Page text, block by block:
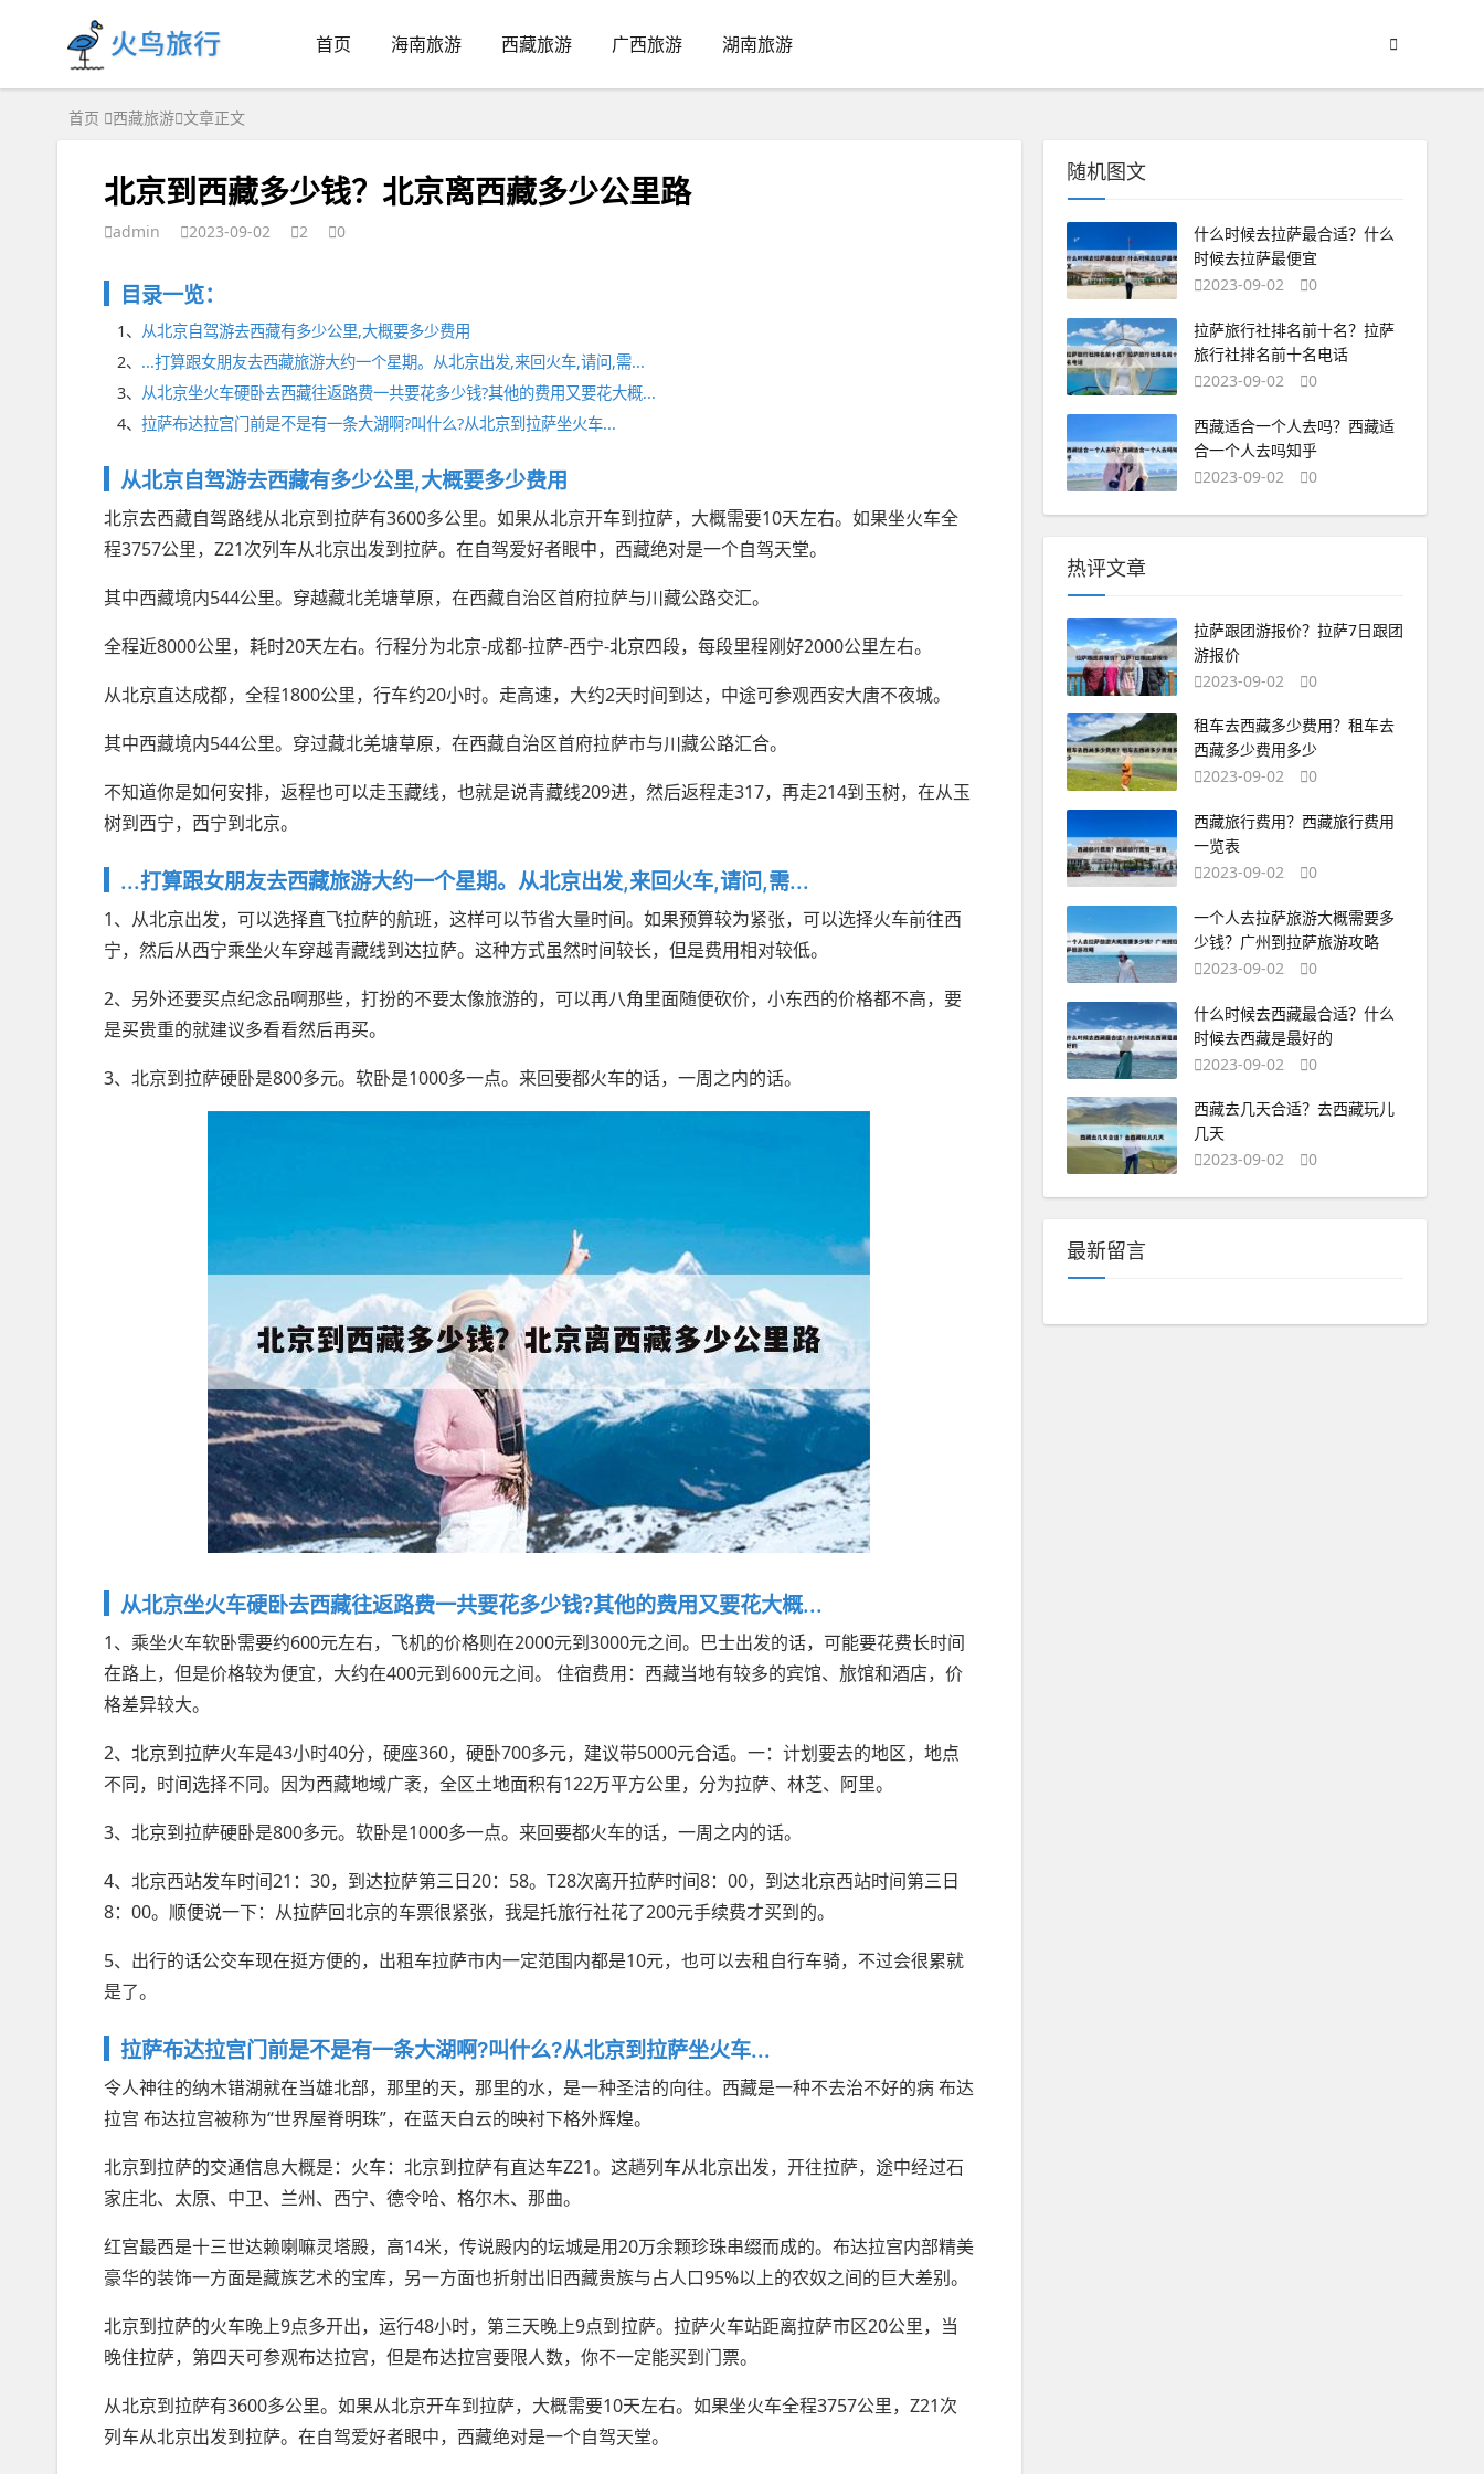
首页 海南旅游 西藏旅游 广西旅游 湖南旅游
首页 西藏旅游 文章正文
北京到西藏多少钱？北京离西藏多少公里路
admin 2023-09-02 2 0
目录一览：
1、 从北京自驾游去西藏有多少公里,大概要多少费用
2、 ...打算跟女朋友去西藏旅游大约一个星期。从北京出发,来回火车,请问,需...
3、 从北京坐火车硬卧去西藏往返路费一共要花多少钱?其他的费用又要花大概...
4、 拉萨布达拉宫门前是不是有一条大湖啊?叫什么?从北京到拉萨坐火车...
从北京自驾游去西藏有多少公里,大概要多少费用
北京去西藏自驾路线从北京到拉萨有3600多公里。如果从北京开车到拉萨，大概需要10天左右。如果坐火车全
程3757公里，Z21次列车从北京出发到拉萨。在自驾爱好者眼中，西藏绝对是一个自驾天堂。
其中西藏境内544公里。穿越藏北羌塘草原，在西藏自治区首府拉萨与川藏公路交汇。
全程近8000公里，耗时20天左右。行程分为北京-成都-拉萨-西宁-北京四段，每段里程刚好2000公里左右。
从北京直达成都，全程1800公里，行车约20小时。走高速，大约2天时间到达，中途可参观西安大唐不夜城。
其中西藏境内544公里。穿过藏北羌塘草原，在西藏自治区首府拉萨市与川藏公路汇合。
不知道你是如何安排，返程也可以走玉藏线，也就是说青藏线209进，然后返程走317，再走214到玉树，在从玉
树到西宁，西宁到北京。
...打算跟女朋友去西藏旅游大约一个星期。从北京出发,来回火车,请问,需...
1、从北京出发，可以选择直飞拉萨的航班，这样可以节省大量时间。如果预算较为紧张，可以选择火车前往西
宁，然后从西宁乘坐火车穿越青藏线到达拉萨。这种方式虽然时间较长，但是费用相对较低。
2、另外还要买点纪念品啊那些，打扮的不要太像旅游的，可以再八角里面随便砍价，小东西的价格都不高，要
是买贵重的就建议多看看然后再买。
3、北京到拉萨硬卧是800多元。软卧是1000多一点。来回要都火车的话，一周之内的话。
从北京坐火车硬卧去西藏往返路费一共要花多少钱?其他的费用又要花大概...
1、乘坐火车软卧需要约600元左右，飞机的价格则在2000元到3000元之间。巴士出发的话，可能要花费长时间
在路上，但是价格较为便宜，大约在400元到600元之间。 住宿费用：西藏当地有较多的宾馆、旅馆和酒店，价
格差异较大。
2、北京到拉萨火车是43小时40分，硬座360，硬卧700多元，建议带5000元合适。一：计划要去的地区，地点
不同，时间选择不同。因为西藏地域广袤，全区土地面积有122万平方公里，分为拉萨、林芝、阿里。
3、北京到拉萨硬卧是800多元。软卧是1000多一点。来回要都火车的话，一周之内的话。
4、北京西站发车时间21：30，到达拉萨第三日20：58。T28次离开拉萨时间8：00，到达北京西站时间第三日
8：00。顺便说一下：从拉萨回北京的车票很紧张，我是托旅行社花了200元手续费才买到的。
5、出行的话公交车现在挺方便的，出租车拉萨市内一定范围内都是10元，也可以去租自行车骑，不过会很累就
是了。
拉萨布达拉宫门前是不是有一条大湖啊?叫什么?从北京到拉萨坐火车...
令人神往的纳木错湖就在当雄北部，那里的天，那里的水，是一种圣洁的向往。西藏是一种不去治不好的病 布达
拉宫 布达拉宫被称为“世界屋脊明珠”，在蓝天白云的映衬下格外辉煌。
北京到拉萨的交通信息大概是：火车：北京到拉萨有直达车Z21。这趟列车从北京出发，开往拉萨，途中经过石
家庄北、太原、中卫、兰州、西宁、德令哈、格尔木、那曲。
红宫最西是十三世达赖喇嘛灵塔殿，高14米，传说殿内的坛城是用20万余颗珍珠串缀而成的。布达拉宫内部精美
豪华的装饰一方面是藏族艺术的宝库，另一方面也折射出旧西藏贵族与占人口95%以上的农奴之间的巨大差别。
北京到拉萨的火车晚上9点多开出，运行48小时，第三天晚上9点到拉萨。拉萨火车站距离拉萨市区20公里，当
晚住拉萨，第四天可参观布达拉宫，但是布达拉宫要限人数，你不一定能买到门票。
从北京到拉萨有3600多公里。如果从北京开车到拉萨，大概需要10天左右。如果坐火车全程3757公里，Z21次
列车从北京出发到拉萨。在自驾爱好者眼中，西藏绝对是一个自驾天堂。
随机图文
什么时候去拉萨最合适？什么
时候去拉萨最便宜
2023-09-02
0
拉萨旅行社排名前十名？拉萨
旅行社排名前十名电话
2023-09-02
0
西藏适合一个人去吗？西藏适
合一个人去吗知乎
2023-09-02
0
热评文章
拉萨跟团游报价？拉萨7日跟团
游报价
2023-09-02
0
租车去西藏多少费用？租车去
西藏多少费用多少
2023-09-02
0
西藏旅行费用？西藏旅行费用
一览表
2023-09-02
0
一个人去拉萨旅游大概需要多
少钱？广州到拉萨旅游攻略
2023-09-02
0
什么时候去西藏最合适？什么
时候去西藏是最好的
2023-09-02
0
西藏去几天合适？去西藏玩儿
几天
2023-09-02
0
最新留言